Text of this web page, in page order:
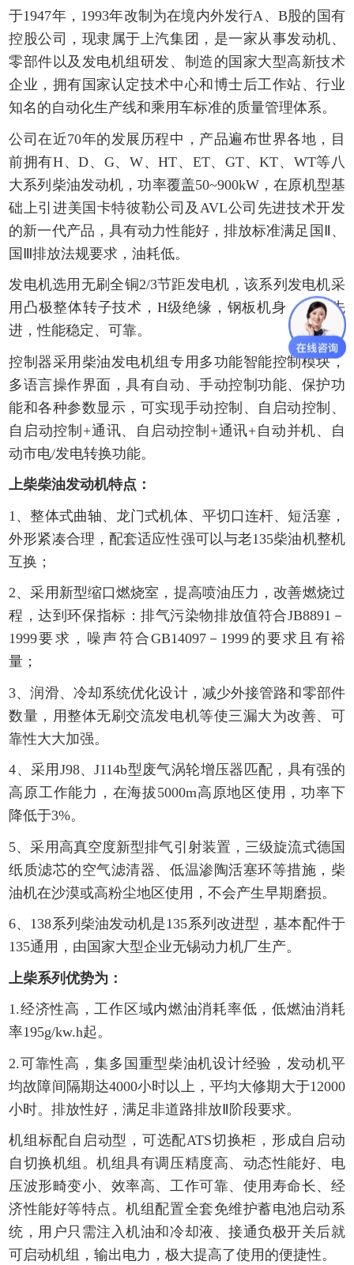
于1947年，1993年改制为在境内外发行A、B股的国有
控股公司，现隶属于上汽集团，是一家从事发动机、
零部件以及发电机组研发、制造的国家大型高新技术
企业，拥有国家认定技术中心和博士后工作站、行业
知名的自动化生产线和乘用车标准的质量管理体系。
公司在近70年的发展历程中，产品遍布世界各地，目
前拥有H、D、G、W、HT、ET、GT、KT、WT等八
大系列柴油发动机，功率覆盖50~900kW，在原机型基
础上引进美国卡特彼勒公司及AVL公司先进技术开发
的新一代产品，具有动力性能好，排放标准满足国Ⅱ、
国Ⅲ排放法规要求，油耗低。
发电机选用无刷全铜2/3节距发电机，该系列发电机采
用凸极整体转子技术，H级绝缘，钢板机身，性能先
进，性能稳定、可靠。
控制器采用柴油发电机组专用多功能智能控制模块，
多语言操作界面，具有自动、手动控制功能、保护功
能和各种参数显示，可实现手动控制、自启动控制、
自启动控制+通讯、自启动控制+通讯+自动并机、自
动市电/发电转换功能。
上柴柴油发动机特点：
1、整体式曲轴、龙门式机体、平切口连杆、短活塞，
外形紧凑合理，配套适应性强可以与老135柴油机整机
互换；
2、采用新型缩口燃烧室，提高喷油压力，改善燃烧过
程，达到环保指标：排气污染物排放值符合JB8891－
1999要求，噪声符合GB14097－1999的要求且有裕
量；
3、润滑、冷却系统优化设计，减少外接管路和零部件
数量，用整体无刷交流发电机等使三漏大为改善、可
靠性大大加强。
4、采用J98、J114b型废气涡轮增压器匹配，具有强的
高原工作能力，在海拔5000m高原地区使用，功率下
降低于3%。
5、采用高真空度新型排气引射装置，三级旋流式德国
纸质滤芯的空气滤清器、低温渗陶活塞环等措施，柴
油机在沙漠或高粉尘地区使用，不会产生早期磨损。
6、138系列柴油发动机是135系列改进型，基本配件于
135通用，由国家大型企业无锡动力机厂生产。
上柴系列优势为：
1.经济性高，工作区域内燃油消耗率低，低燃油消耗
率195g/kw.h起。
2.可靠性高，集多国重型柴油机设计经验，发动机平
均故障间隔期达4000小时以上，平均大修期大于12000
小时。排放性好，满足非道路排放Ⅱ阶段要求。
机组标配自启动型，可选配ATS切换柜，形成自启动
自切换机组。机组具有调压精度高、动态性能好、电
压波形畸变小、效率高、工作可靠、使用寿命长、经
济性能好等特点。机组配置全套免维护蓄电池启动系
统，用户只需注入机油和冷却液、接通负极开关后就
可启动机组，输出电力，极大提高了使用的便捷性。